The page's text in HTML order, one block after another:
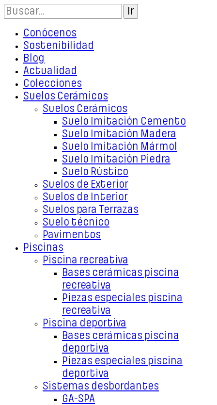
Conócenos
Sostenibilidad
Blog
Actualidad
Colecciones
Suelos Cerámicos
Suelos Cerámicos
Suelo Imitación Cemento
Suelo Imitación Madera
Suelo Imitación Mármol
Suelo Imitación Piedra
Suelo Rústico
Suelos de Exterior
Suelos de Interior
Suelos para Terrazas
Suelo técnico
Pavimentos
Piscinas
Piscina recreativa
Bases cerámicas piscina
recreativa
Piezas especiales piscina
recreativa
Piscina deportiva
Bases cerámicas piscina
deportiva
Piezas especiales piscina
deportiva
Sistemas desbordantes
GA-SPA